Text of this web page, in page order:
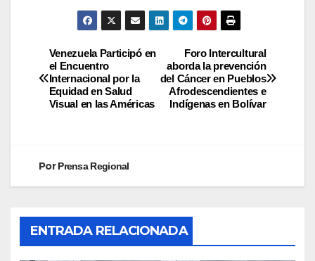
Foro Intercultural
aborda la prevención
del Cáncer en Pueblos
Afrodescendientes e
Indígenas en Bolívar
Venezuela Participó en
el Encuentro
Internacional por la
Equidad en Salud
Visual en las Américas
PorPrensa Regional
ENTRADA RELACIONADA